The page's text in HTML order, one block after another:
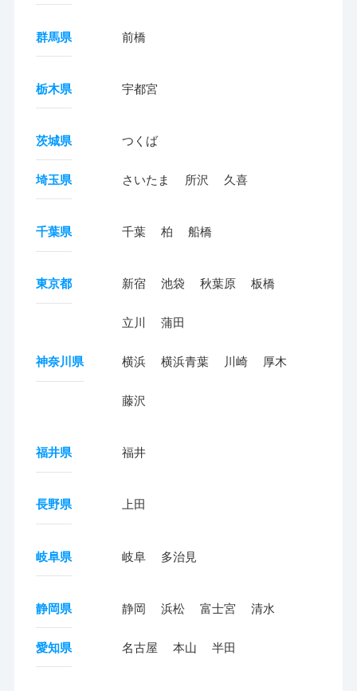
群馬県 前橋
栃木県 宇都宮
茨城県 つくば
埼玉県 さいたま 所沢 久喜
千葉県 千葉 柏 船橋
東京都 新宿 池袋 秋葉原 板橋
立川 蒲田
神奈川県 横浜 横浜青葉 川崎 厚木
藤沢
福井県 福井
長野県 上田
岐阜県 岐阜 多治見
静岡県 静岡 浜松 富士宮 清水
愛知県 名古屋 本山 半田